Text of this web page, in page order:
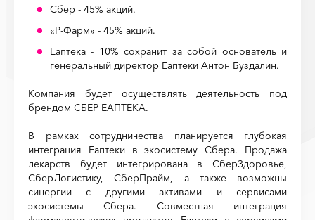
Сбер - 45% акций.
«Р-Фарм» - 45% акций.
Еаптека - 10% сохранит за собой основатель и
генеральный директор Еаптеки Антон Буздалин.
Компания будет осуществлять деятельность под
брендом СБЕР ЕАПТЕКА.
В рамках сотрудничества планируется глубокая
интеграция Еаптеки в экосистему Сбера. Продажа
лекарств будет интегрирована в СберЗдоровье,
СберЛогистику, СберПрайм, а также возможны
синергии с другими активами и сервисами
экосистемы Сбера. Совместная интеграция